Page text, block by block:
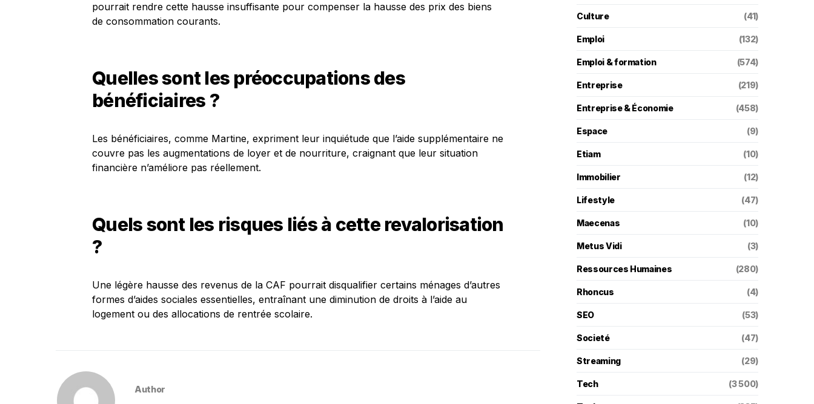
pourrait rendre cette hausse insuffisante pour compenser la hausse des prix des biens
de consommation courants.
Quelles sont les préoccupations des
bénéficiaires ?
Les bénéficiaires, comme Martine, expriment leur inquiétude que l’aide supplémentaire ne
couvre pas les augmentations de loyer et de nourriture, craignant que leur situation
financière n’améliore pas réellement.
Quels sont les risques liés à cette revalorisation
?
Une légère hausse des revenus de la CAF pourrait disqualifier certains ménages d’autres
formes d’aides sociales essentielles, entraînant une diminution de droits à l’aide au
logement ou des allocations de rentrée scolaire.
Author
Culture (41)
Emploi (132)
Emploi & formation (574)
Entreprise (219)
Entreprise & Économie (458)
Espace (9)
Etiam (10)
Immobilier (12)
Lifestyle (47)
Maecenas (10)
Metus Vidi (3)
Ressources Humaines (280)
Rhoncus (4)
SEO (53)
Societé (47)
Streaming (29)
Tech (3 500)